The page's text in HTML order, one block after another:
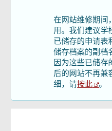
在网站维修期间
用。我们建议学
已储存的申请表
储存档案的副档
因为这些已储存
后的网站不再兼
细，请按此 。